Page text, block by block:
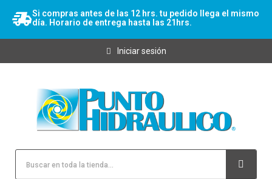
Si compras antes de las 12 hrs. tu pedido llega el mismo
día. Horario de entrega hasta las 21hrs.
Iniciar sesión